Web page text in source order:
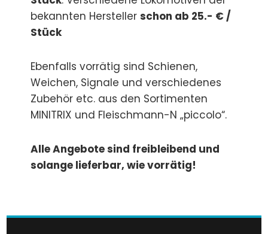
bekannten Herstellerschon ab 25.- € /
Stück
Ebenfalls vorrätig sind Schienen,
Weichen, Signale und verschiedenes
Zubehör etc. aus den Sortimenten
MINITRIX und Fleischmann-N „piccolo“.
Alle Angebote sind freibleibend und
solange lieferbar, wie vorrätig!